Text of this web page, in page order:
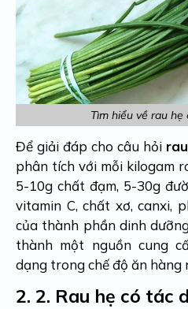
Tìm hiểu về rau hẹ
Để giải đáp cho câu hỏi
phân tích với mỗi kilogam
5-10g chất đạm, 5-30g
vitamin C, chất xơ, canxi,
của thành phần dinh
thành một nguồn cung
dạng trong chế độ ăn hàng
2. 2. Rau hẹ có tác